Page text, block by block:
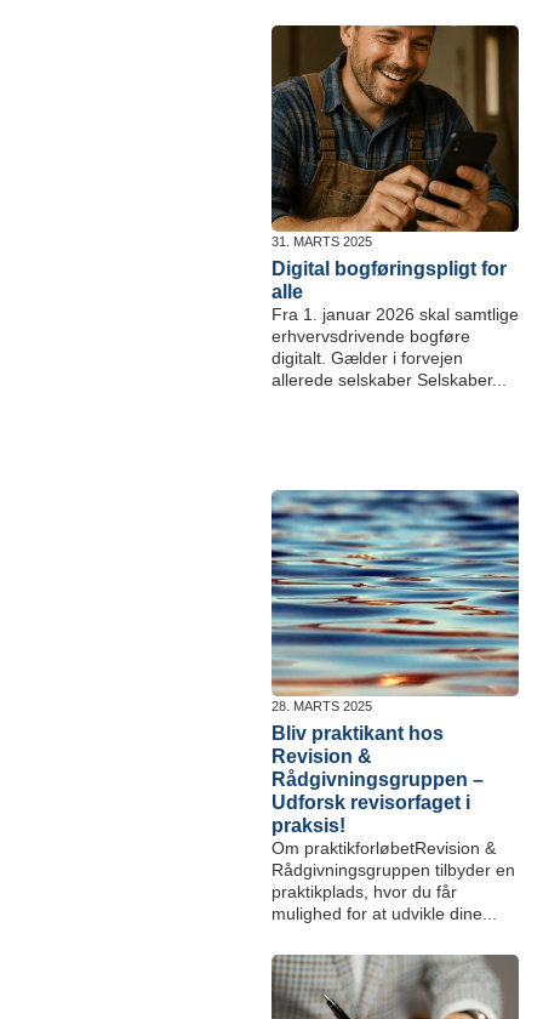
31. MARTS 2025
Digital bogføringspligt for
alle
Fra 1. januar 2026 skal samtlige
erhvervsdrivende bogføre
digitalt. Gælder i forvejen
allerede selskaber Selskaber...
28. MARTS 2025
Bliv praktikant hos
Revision &
Rådgivningsgruppen –
Udforsk revisorfaget i
praksis!
Om praktikforløbetRevision &
Rådgivningsgruppen tilbyder en
praktikplads, hvor du får
mulighed for at udvikle dine...